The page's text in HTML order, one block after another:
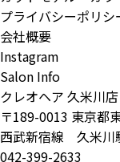
プライバシーポリシ
会社概要
Instagram
Salon Info
クレオヘア 久米川店
〒189-0013 東京都
西武新宿線 久米川
042-399-2633